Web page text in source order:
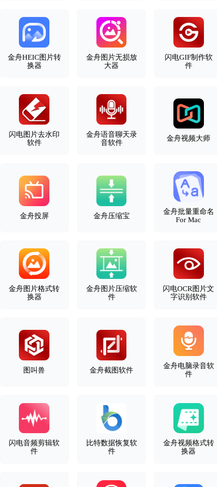
金舟HEIC图片转
换器
金舟图片无损放
大器
闪电GIF制作软
件
闪电图片去水印
软件
金舟语音聊天录
音软件
金舟视频大师
金舟投屏 金舟压缩宝
金舟批量重命名
For Mac
金舟图片格式转
换器
金舟图片压缩软
件
闪电OCR图片文
字识别软件
图叫兽 金舟截图软件
金舟电脑录音软
件
闪电音频剪辑软
件
比特数据恢复软
件
金舟视频格式转
换器